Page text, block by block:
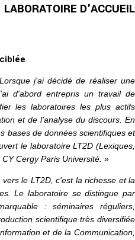
D'ACCUEIL
j'ai décidé de réaliser une
d'abord entrepris un travail de
les laboratoires les plus actifs
et de l'analyse du discours. En
bases de données scientifiques et
le laboratoire LT2D (Lexiques,
Cergy Paris Université. »
le LT2D, c'est la richesse et la
Le laboratoire se distingue par
: séminaires réguliers,
scientifique très diversifiée
et de la Communication,